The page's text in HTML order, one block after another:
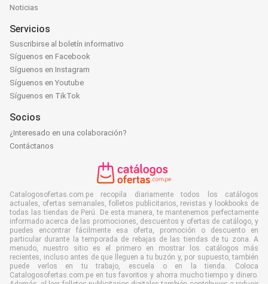
Noticias
Servicios
Suscribirse al boletín informativo
Síguenos en Facebook
Síguenos en Instagram
Síguenos en Youtube
Síguenos en TikTok
Socios
¿Interesado en una colaboración?
Contáctanos
Catalogosofertas.com.pe recopila diariamente todos los catálogos
actuales, ofertas semanales, folletos publicitarios, revistas y lookbooks de
todas las tiendas de Perú. De esta manera, te mantenemos perfectamente
informado acerca de las promociones, descuentos y ofertas de catálogo, y
puedes encontrar fácilmente esa oferta, promoción o descuento en
particular durante la temporada de rebajas de las tiendas de tu zona. A
menudo, nuestro sitio es el primero en mostrar los catálogos más
recientes, incluso antes de que lleguen a tu buzón y, por supuesto, también
puede verlos en tu trabajo, escuela o en la tienda. Coloca
Catalogosofertas.com.pe en tus favoritos y ahorra mucho tiempo y dinero.